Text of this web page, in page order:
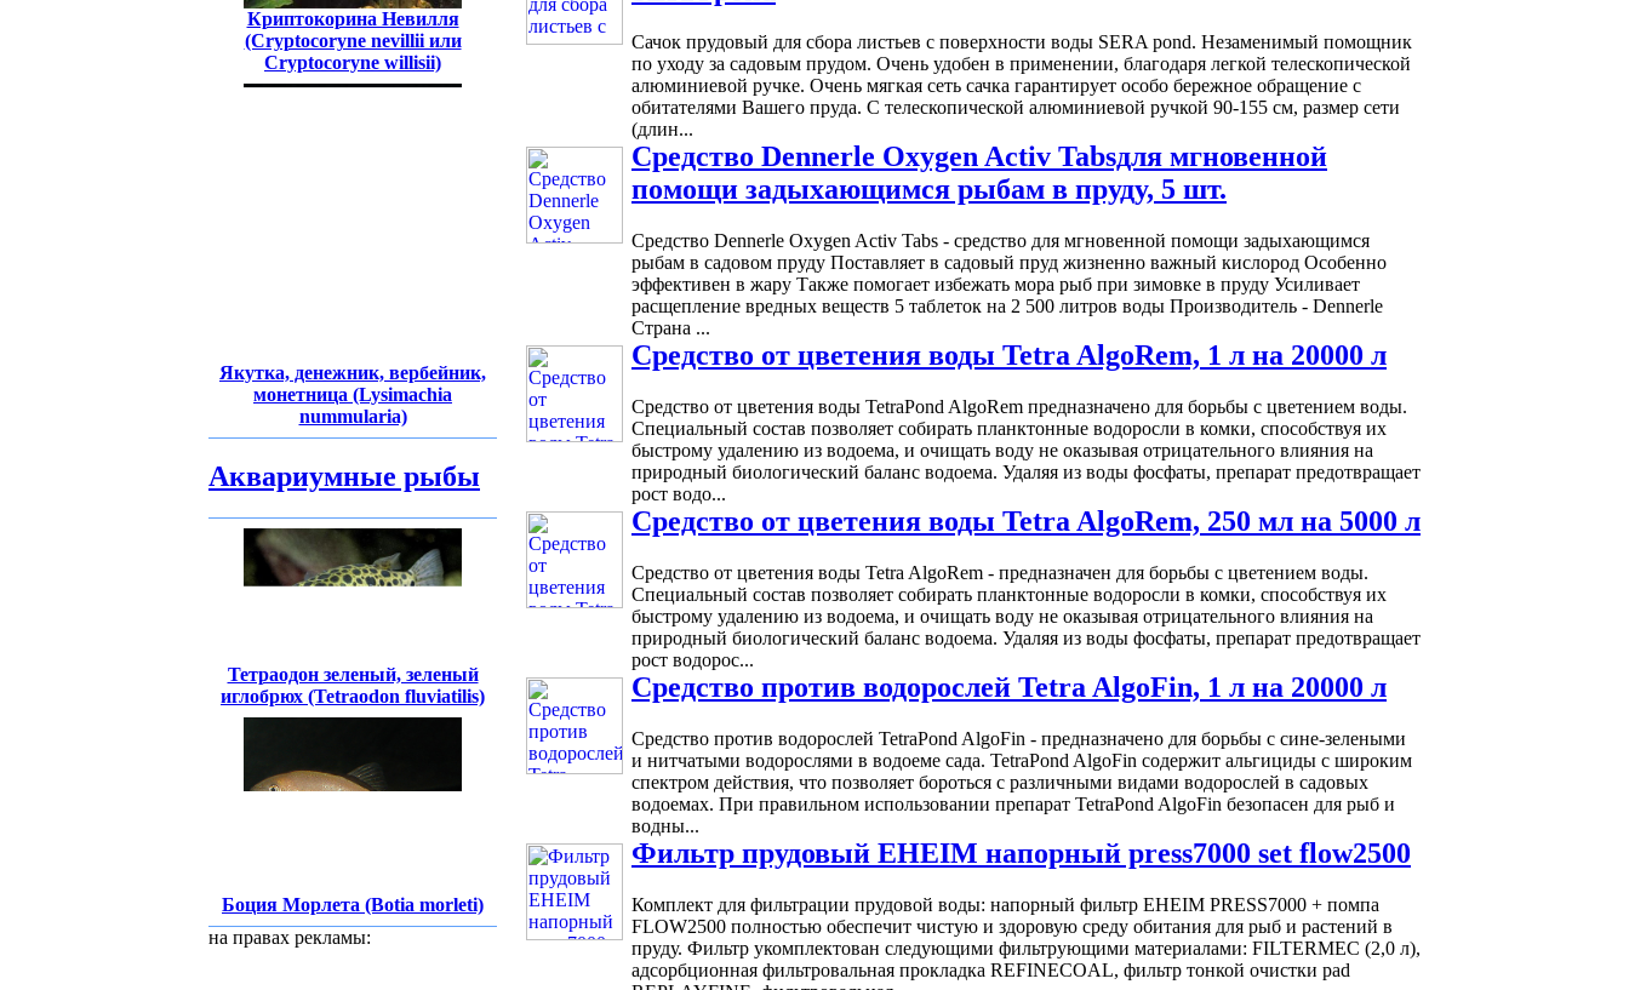
Криптокорина Невилля
(Cryptocoryne nevillii или
Cryptocoryne willisii)
Якутка, денежник, вербейник,
монетница (Lysimachia
nummularia)
Аквариумные рыбы
Тетраодон зеленый, зеленый
иглобрюх (Tetraodon fluviatilis)
Боция Морлета (Botia morleti)
на правах рекламы:
Сачок прудовый для сбора листьев с поверхности воды SERA pond. Незаменимый помощник
по уходу за садовым прудом. Очень удобен в применении, благодаря легкой телескопической
алюминиевой ручке. Очень мягкая сеть сачка гарантирует особо бережное обращение с
обитателями Вашего пруда. С телескопической алюминиевой ручкой 90-155 см, размер сети
(длин...
Средство Dennerle Oxygen Activ Tabsдля мгновенной
помощи задыхающимся рыбам в пруду, 5 шт.
Средство Dennerle Oxygen Activ Tabs - средство для мгновенной помощи задыхающимся
рыбам в садовом пруду Поставляет в садовый пруд жизненно важный кислород Особенно
эффективен в жару Также помогает избежать мора рыб при зимовке в пруду Усиливает
расщепление вредных веществ 5 таблеток на 2 500 литров воды Производитель - Dennerle
Страна ...
Средство от цветения воды Tetra AlgoRem, 1 л на 20000 л
Средство от цветения воды TetraPond AlgoRem предназначено для борьбы с цветением воды.
Специальный состав позволяет собирать планктонные водоросли в комки, способствуя их
быстрому удалению из водоема, и очищать воду не оказывая отрицательного влияния на
природный биологический баланс водоема. Удаляя из воды фосфаты, препарат предотвращает
рост водо...
Средство от цветения воды Tetra AlgoRem, 250 мл на 5000 л
Средство от цветения воды Tetra AlgoRem - предназначен для борьбы с цветением воды.
Специальный состав позволяет собирать планктонные водоросли в комки, способствуя их
быстрому удалению из водоема, и очищать воду не оказывая отрицательного влияния на
природный биологический баланс водоема. Удаляя из воды фосфаты, препарат предотвращает
рост водорос...
Средство против водорослей Tetra AlgoFin, 1 л на 20000 л
Средство против водорослей TetraPond AlgoFin - предназначено для борьбы с сине-зелеными
и нитчатыми водорослями в водоеме сада. TetraPond AlgoFin содержит альгициды с широким
спектром действия, что позволяет бороться с различными видами водорослей в садовых
водоемах. При правильном использовании препарат TetraPond AlgoFin безопасен для рыб и
водны...
Фильтр прудовый EHEIM напорный press7000 set flow2500
Комплект для фильтрации прудовой воды: напорный фильтр EHEIM PRESS7000 + помпа
FLOW2500 полностью обеспечит чистую и здоровую среду обитания для рыб и растений в
пруду. Фильтр укомплектован следующими фильтрующими материалами: FILTERMEC (2,0 л),
адсорбционная фильтровальная прокладка REFINECOAL, фильтр тонкой очистки pad